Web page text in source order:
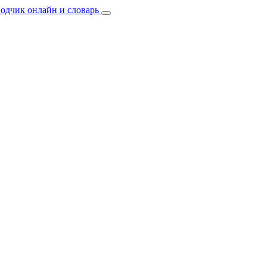
онлайн и словарь